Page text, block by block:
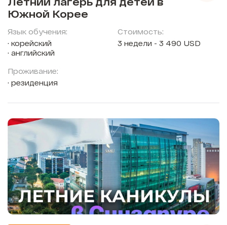
Южной Корее
Язык обучения:
корейский
английский
Проживание:
резиденция
Стоимость:
3 недели - 3 490 USD